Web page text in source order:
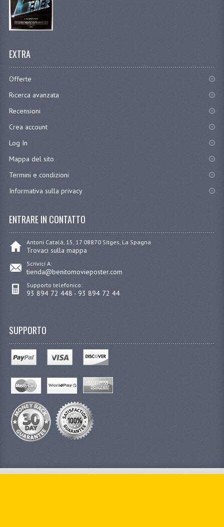
EXTRA
Offerte
Ricerca avanzata
Recensioni
Crea account
Log In
Mappa del sito
Termini e condizioni
Informativa sulla privacy
ENTRARE IN CONTATTO
Antoni Catalá, 15, 17 08870 Sitges, La Spagna
Trovaci sulla mappa
Scrivici A:
tienda@benitomovieposter.com
Supporto telefonico:
93 894 72 448 - 93 894 72 44
SUPPORTO